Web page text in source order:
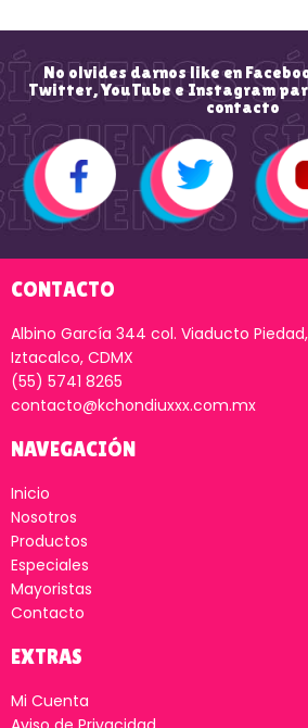
No olvides darnos like en
Twitter, YouTube e Instagram
contacto
CONTACTO
Albino García 344 col. Viaducto Piedad,
Iztacalco, CDMX
(55) 5741 8265
contacto@kchondiuxxx.com.mx
NAVEGACIÓN
Inicio
Nosotros
Productos
Especiales
Mayoristas
Contacto
EXTRAS
Mi Cuenta